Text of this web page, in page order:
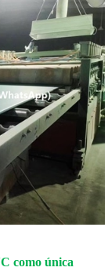
como única